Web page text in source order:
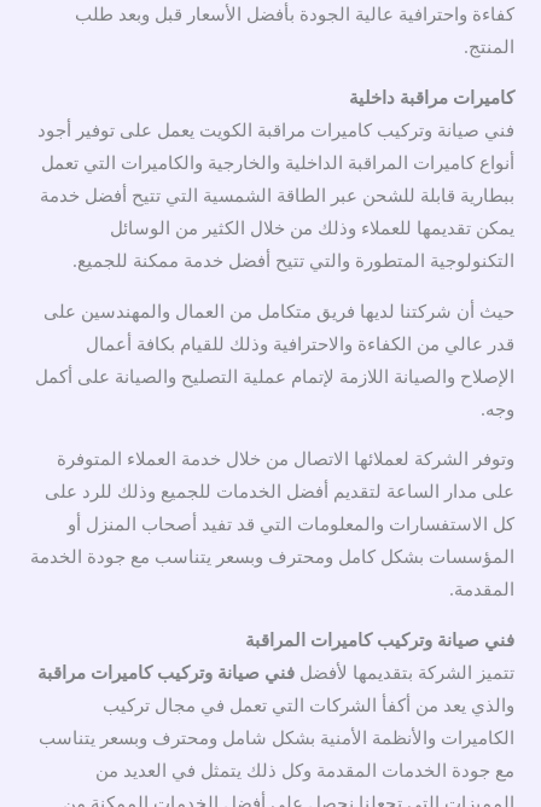
كفاءة واحترافية عالية الجودة بأفضل الأسعار قبل وبعد طلب
المنتج.
كاميرات مراقبة داخلية
فني صيانة وتركيب كاميرات مراقبة الكويت يعمل على توفير أجود
أنواع كاميرات المراقبة الداخلية والخارجية والكاميرات التي تعمل
ببطارية قابلة للشحن عبر الطاقة الشمسية التي تتيح أفضل خدمة
يمكن تقديمها للعملاء وذلك من خلال الكثير من الوسائل
التكنولوجية المتطورة والتي تتيح أفضل خدمة ممكنة للجميع.
حيث أن شركتنا لديها فريق متكامل من العمال والمهندسين على
قدر عالي من الكفاءة والاحترافية وذلك للقيام بكافة أعمال
الإصلاح والصيانة اللازمة لإتمام عملية التصليح والصيانة على أكمل
وجه.
وتوفر الشركة لعملائها الاتصال من خلال خدمة العملاء المتوفرة
على مدار الساعة لتقديم أفضل الخدمات للجميع وذلك للرد على
كل الاستفسارات والمعلومات التي قد تفيد أصحاب المنزل أو
المؤسسات بشكل كامل ومحترف وبسعر يتناسب مع جودة الخدمة
المقدمة.
فني صيانة وتركيب كاميرات المراقبة
تتميز الشركة بتقديمها لأفضلفني صيانة وتركيب كاميرات مراقبة
والذي يعد من أكفأ الشركات التي تعمل في مجال تركيب
الكاميرات والأنظمة الأمنية بشكل شامل ومحترف وبسعر يتناسب
مع جودة الخدمات المقدمة وكل ذلك يتمثل في العديد من
المميزات التي تجعلنا نحصل على أفضل الخدمات الممكنة من